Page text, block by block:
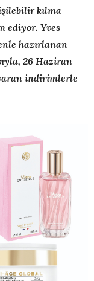
kılma
ediyor. Yves
hazırlanan
26 Haziran –
indirimlerle